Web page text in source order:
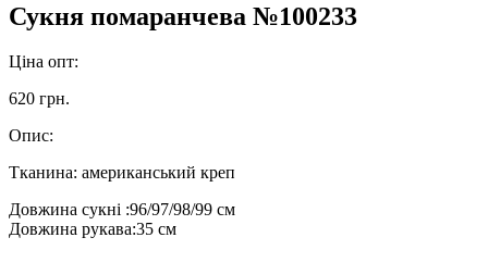
Сукня помаранчева №100233
Ціна опт:
620 грн.
Опис:
Тканина: американський креп
Довжина сукні :96/97/98/99 см
Довжина рукава:35 см